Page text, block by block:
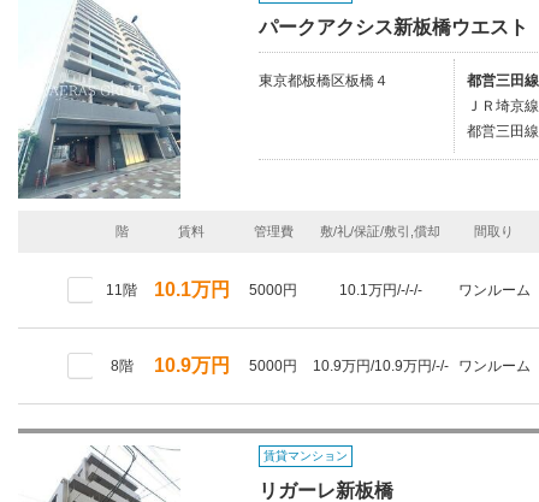
パークアクシス新板橋ウエスト
東京都板橋区板橋４
都営三田
ＪＲ埼京
都営三田
階 賃料 管理費 敷/礼/保証/敷引,償却 間取り
11階 10.1万円 5000円 10.1万円/-/-/- ワンルーム
8階 10.9万円 5000円 10.9万円/10.9万円/-/- ワンルーム
賃貸マンション
リガーレ新板橋